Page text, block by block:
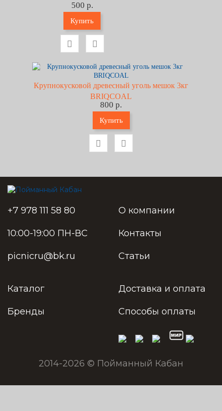
500 р.
Купить
Крупнокусковой древесный уголь мешок 3кг
BRIQCOAL
800 р.
Купить
+7 978 111 58 80
10:00-19:00 ПН-ВС
picnicru@bk.ru
О компании
Контакты
Статьи
Каталог
Бренды
Доставка и оплата
Способы оплаты
2014-2026 © Пойманный Кабан